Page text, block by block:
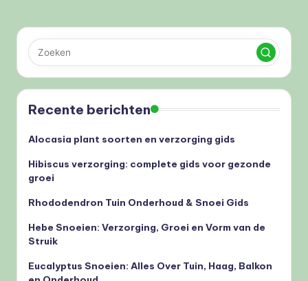
Recente berichten
Alocasia plant soorten en verzorging gids
Hibiscus verzorging: complete gids voor gezonde
groei
Rhododendron Tuin Onderhoud & Snoei Gids
Hebe Snoeien: Verzorging, Groei en Vorm van de
Struik
Eucalyptus Snoeien: Alles Over Tuin, Haag, Balkon